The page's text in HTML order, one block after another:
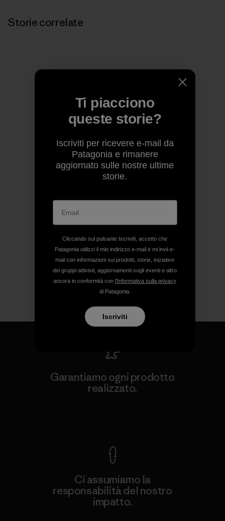
Storie correlate
Garantiamo ogni prodotto
realizzato.
Ci assumiamo la
responsabilità del nostro
impatto.
Ti piacciono
queste storie?
Iscriviti per ricevere e-mail da
Patagonia e rimanere
aggiornato sulle nostre ultime
storie.
Cliccando sul pulsante Iscriviti, accetto che
Patagonia utilizzi il mio indirizzo e-mail e mi invii e-
mail con informazioni sui prodotti, storie, iniziative
dei gruppi attivisti, aggiornamenti sugli eventi e altro
ancora in conformità con l'Informativa sulla privacy
di Patagonia.
Iscriviti